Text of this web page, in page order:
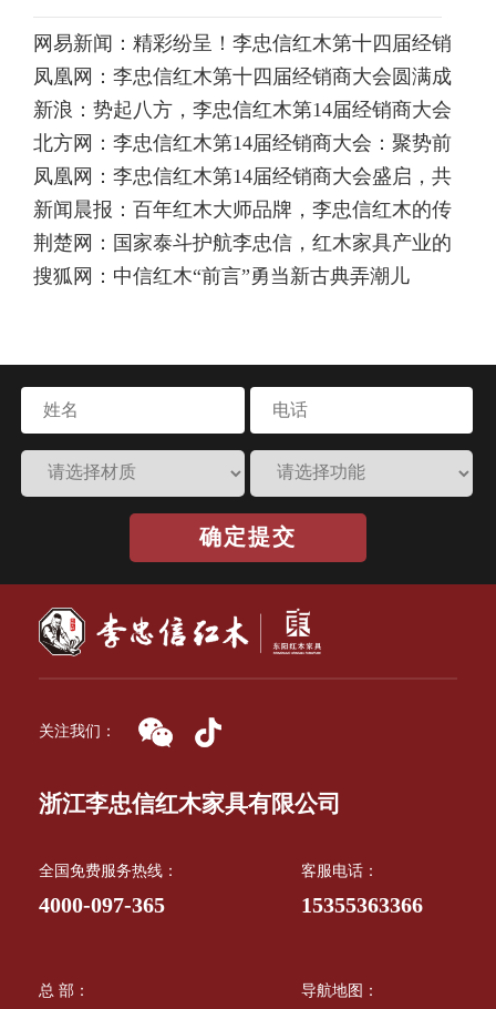
网易新闻：精彩纷呈！李忠信红木第十四届经销
商大会共谋发展大计
​凤凰网：李忠信红木第十四届经销商大会圆满成
功，引领行业迈向新高度
新浪：势起八方，李忠信红木第14届经销商大会
盛大起航！
北方网：李忠信红木第14届经销商大会：聚势前
行，铸就辉煌新篇章！
凤凰网：李忠信红木第14届经销商大会盛启，共
创红木新纪元
新闻晨报：百年红木大师品牌，李忠信红木的传
承之道
荆楚网：国家泰斗护航李忠信，红木家具产业的
百年大计
搜狐网：中信红木“前言”勇当新古典弄潮儿
确定提交
关注我们：
浙江李忠信红木家具有限公司
全国免费服务热线：
4000-097-365
客服电话：
15355363366
总 部： 导航地图：